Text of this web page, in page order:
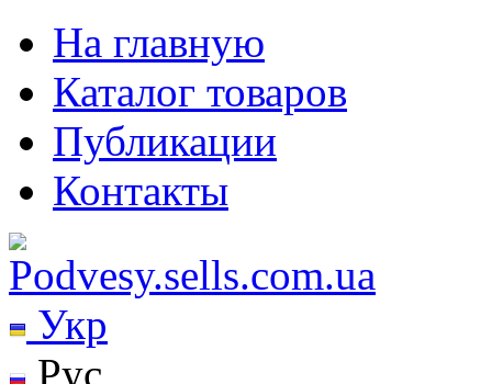
На главную
Каталог товаров
Публикации
Контакты
Укр
Рус